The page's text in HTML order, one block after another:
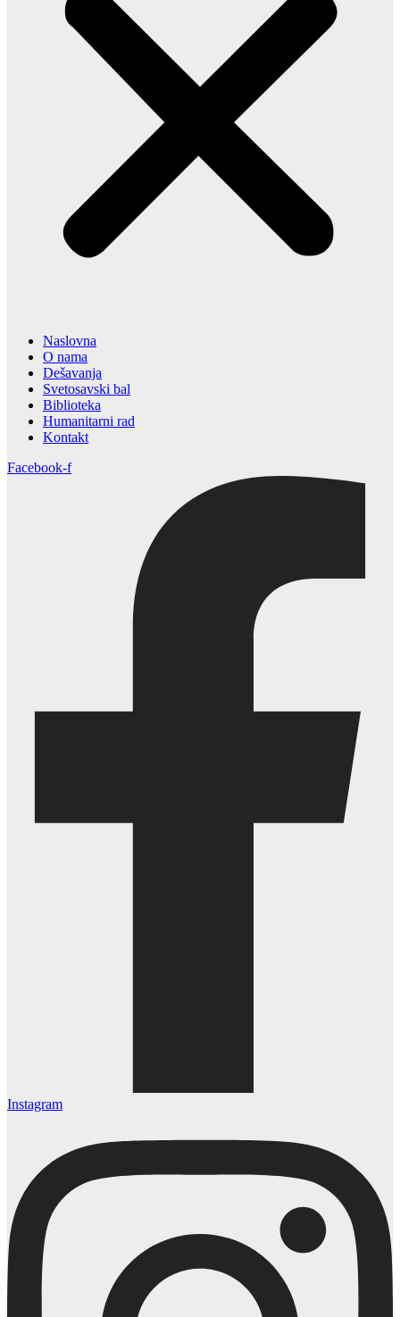
Naslovna
O nama
Dešavanja
Svetosavski bal
Biblioteka
Humanitarni rad
Kontakt
Facebook-f
Instagram